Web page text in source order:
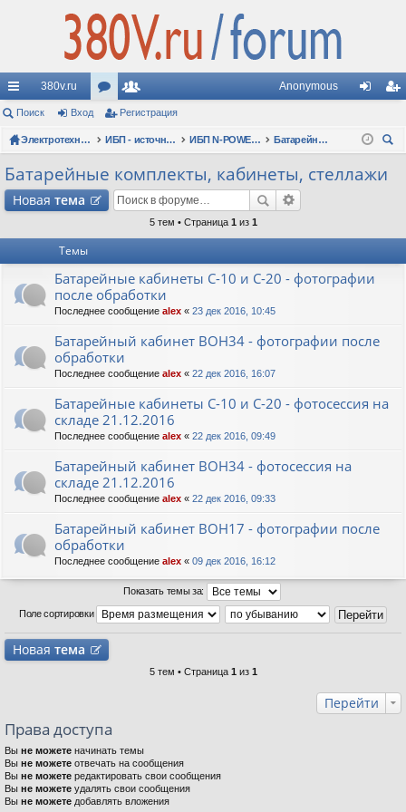
с
ы
лк
380v.ru
ор
ум
ол
ьз
ат
Anonymous
д ис
Поиск Вход Регистрация
Электротехнические форумы ИБП - источники бесперебойного питания ИБП N-POWER: новые модели (презентации, фотосессии, обзоры)
Батарейные комплекты, кабинеты, стеллажи
ск
Батарейные комплекты, кабинеты, стеллажи
Новая тема
5 тем • Страница 1 из 1
Темы
Батарейные кабинеты C-10 и C-20 - фотографии
после обработки
Последнее сообщение alex « 23 дек 2016, 10:45
Батарейный кабинет BOH34 - фотографии после
обработки
Последнее сообщение alex « 22 дек 2016, 16:07
Батарейные кабинеты C-10 и C-20 - фотосессия на
складе 21.12.2016
Последнее сообщение alex « 22 дек 2016, 09:49
Батарейный кабинет BOH34 - фотосессия на
складе 21.12.2016
Последнее сообщение alex « 22 дек 2016, 09:33
Батарейный кабинет BOH17 - фотографии после
обработки
Последнее сообщение alex « 09 дек 2016, 16:12
Показать темы за:
Поле сортировки
Новая тема
5 тем • Страница 1 из 1
Перейти
Права доступа
Вы не можете начинать темы
Вы не можете отвечать на сообщения
Вы не можете редактировать свои сообщения
Вы не можете удалять свои сообщения
Вы не можете добавлять вложения